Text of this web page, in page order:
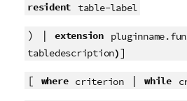
resident table-label
) | extension
tabledescription)]
[ where criterion| while